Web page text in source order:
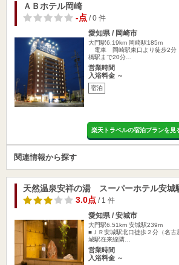
ＡＢホテル岡崎
-点/ 0 件
愛知県 / 岡崎市
大門駅6.19km 岡崎駅185m
電車 岡崎駅東口より徒歩2
橋駅まで20分…
営業時間
入浴料金 ～
宿泊
楽天トラベルの宿泊プランを見
関連情報から探す
天然温泉安祥の湯 スーパーホテル安城
3.0点/ 1 件
愛知県 / 安城市
大門駅6.51km 安城駅239m
■ＪＲ安城駅北口徒歩２分（名
城駅在来線隣…
営業時間
入浴料金 ～